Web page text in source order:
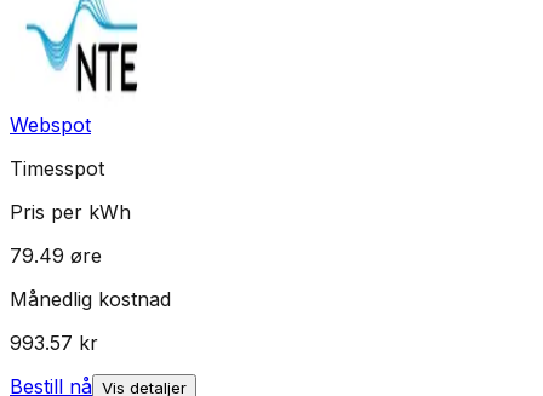
Webspot
Timesspot
Pris per kWh
79.49 øre
Månedlig kostnad
993.57 kr
Bestill nå Vis detaljer